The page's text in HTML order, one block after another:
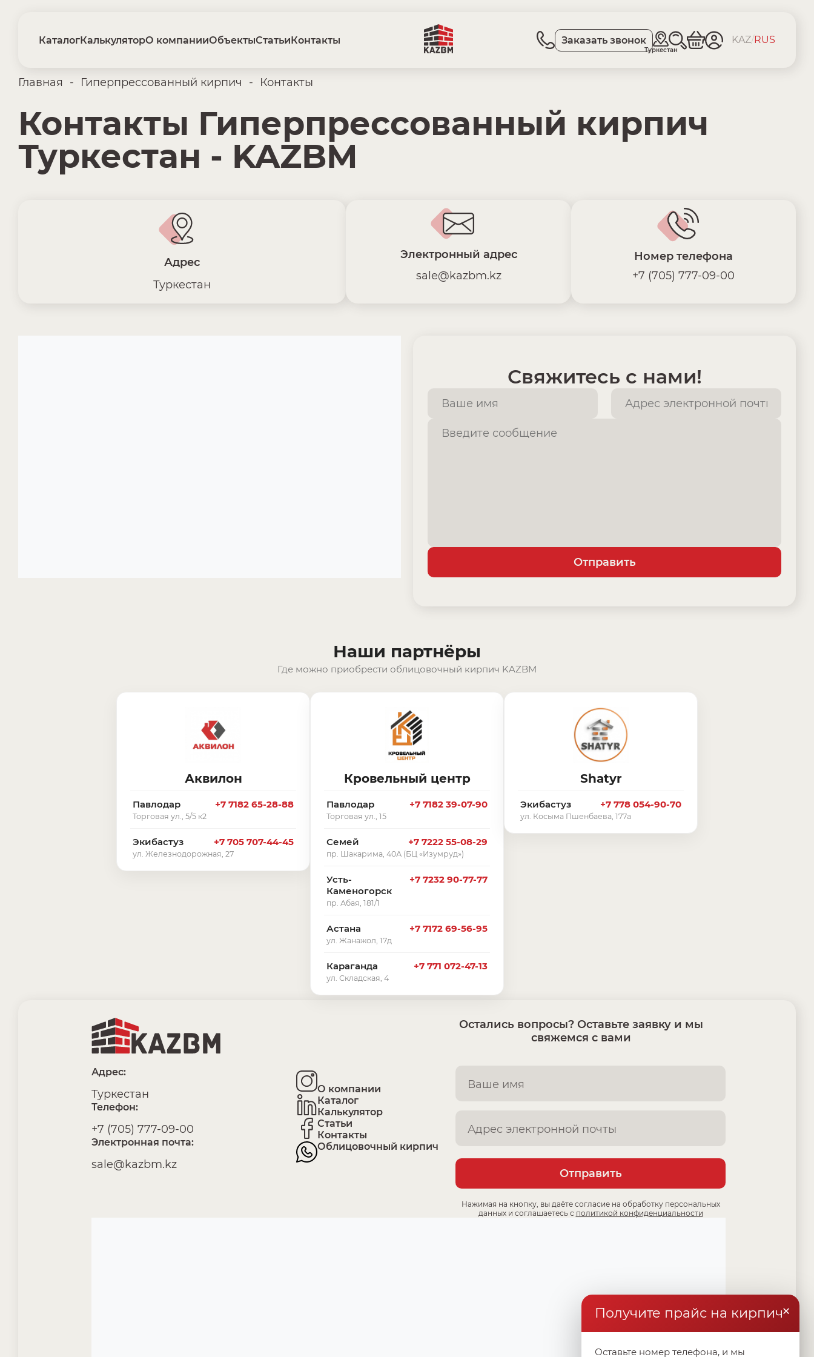
КаталогКалькуляторО компанииОбъектыСтатьиКонтакты Заказать звонок
Туркестан
KAZ/RUS
Главная - Гиперпрессованный кирпич - Контакты
Контакты Гиперпрессованный кирпич
Туркестан - KAZBM
Адрес
Туркестан
Электронный адрес
sale@kazbm.kz
Номер телефона
+7 (705) 777-09-00
Свяжитесь с нами!
Отправить
Наши партнёры
Где можно приобрести облицовочный кирпич KAZBM
Аквилон
Павлодар +7 7182 65-28-88
Торговая ул., 5/5 к2
Экибастуз +7 705 707-44-45
ул. Железнодорожная, 27
Кровельный центр
Павлодар +7 7182 39-07-90
Торговая ул., 15
Семей +7 7222 55-08-29
пр. Шакарима, 40А (БЦ «Изумруд»)
Усть-
Каменогорск
+7 7232 90-77-77
пр. Абая, 181/1
Астана +7 7172 69-56-95
ул. Жанажол, 17д
Караганда +7 771 072-47-13
ул. Складская, 4
Shatyr
Экибастуз +7 778 054-90-70
ул. Косыма Пшенбаева, 177а
Адрес:
Туркестан
Телефон:
+7 (705) 777-09-00
Электронная почта:
sale@kazbm.kz
О компании
Каталог
Калькулятор
Статьи
Контакты
Облицовочный кирпич
Остались вопросы? Оставьте заявку и мы
свяжемся с вами
Отправить
Нажимая на кнопку, вы даёте согласие на обработку персональных
данных и соглашаетесь с политикой конфиденциальности
×
Получите прайс на кирпич
Оставьте номер телефона, и мы